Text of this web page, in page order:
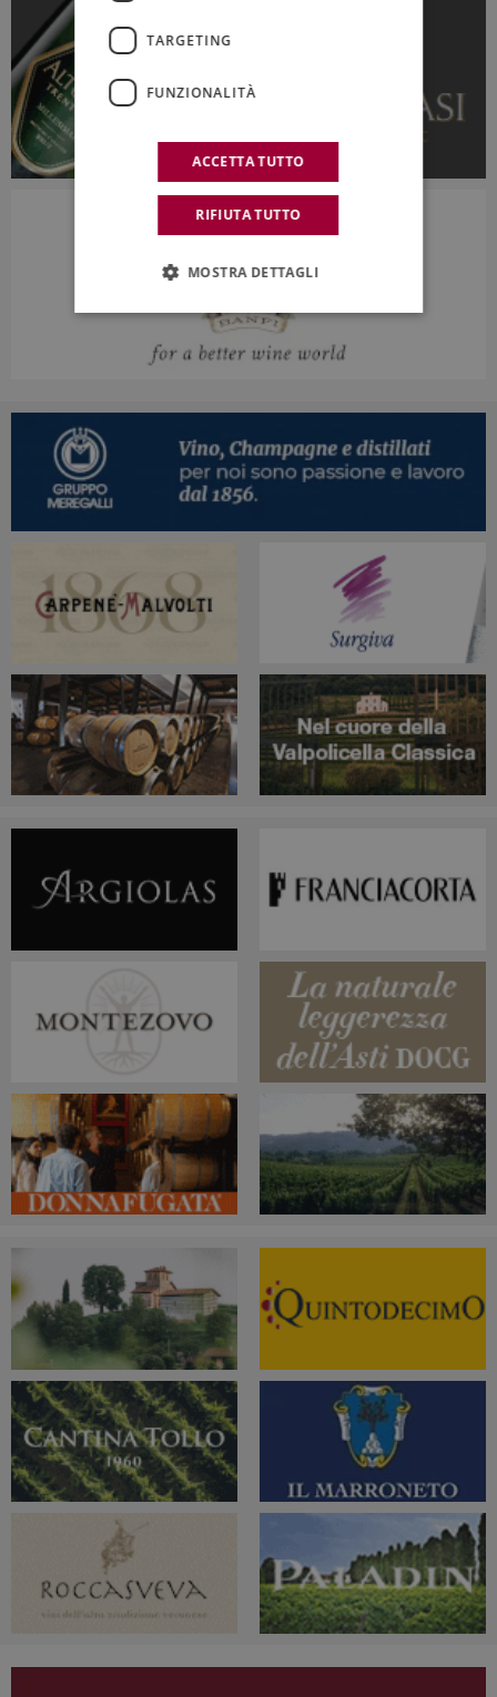
TARGETING
FUNZIONALITÀ
ACCETTA TUTTO
RIFIUTA TUTTO
MOSTRA DETTAGLI